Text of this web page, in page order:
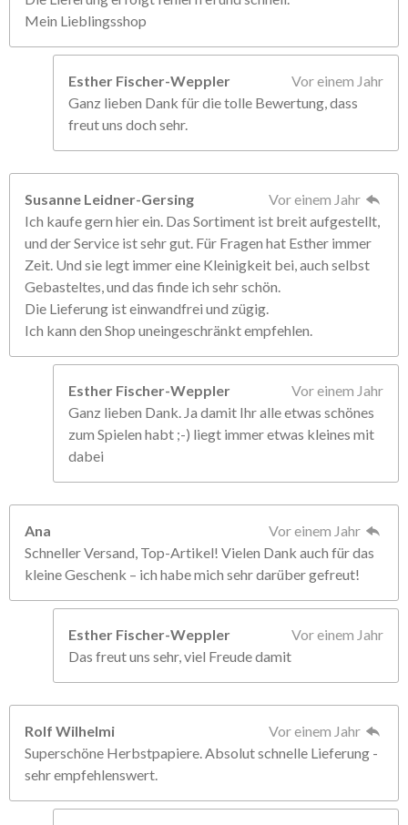
Mein Lieblingsshop
Esther Fischer-Weppler
Vor einem Jahr
Ganz lieben Dank für die tolle Bewertung, dass
freut uns doch sehr.
Susanne Leidner-Gersing
Vor einem Jahr
Ich kaufe gern hier ein. Das Sortiment ist breit aufgestellt,
und der Service ist sehr gut. Für Fragen hat Esther immer
Zeit. Und sie legt immer eine Kleinigkeit bei, auch selbst
Gebasteltes, und das finde ich sehr schön.
Die Lieferung ist einwandfrei und zügig.
Ich kann den Shop uneingeschränkt empfehlen.
Esther Fischer-Weppler
Vor einem Jahr
Ganz lieben Dank. Ja damit Ihr alle etwas schönes
zum Spielen habt ;-) liegt immer etwas kleines mit
dabei
Ana
Vor einem Jahr
Schneller Versand, Top-Artikel! Vielen Dank auch für das
kleine Geschenk – ich habe mich sehr darüber gefreut!
Esther Fischer-Weppler
Vor einem Jahr
Das freut uns sehr, viel Freude damit
Rolf Wilhelmi
Vor einem Jahr
Superschöne Herbstpapiere. Absolut schnelle Lieferung -
sehr empfehlenswert.